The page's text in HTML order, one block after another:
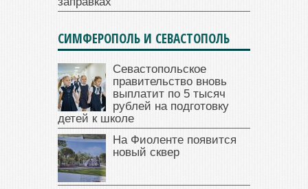
СИМФЕРОПОЛЬ И СЕВАСТОПОЛЬ
Севастопольское
правительство вновь
выплатит по 5 тысяч
рублей на подготовку
детей к школе
На Фиоленте появится
новый сквер